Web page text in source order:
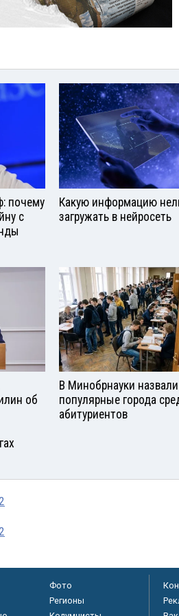
почему
с
Какую информацию
загружать в нейросеть
об
В Минобрнауки
популярные города
абитуриентов
Фото
Регионы